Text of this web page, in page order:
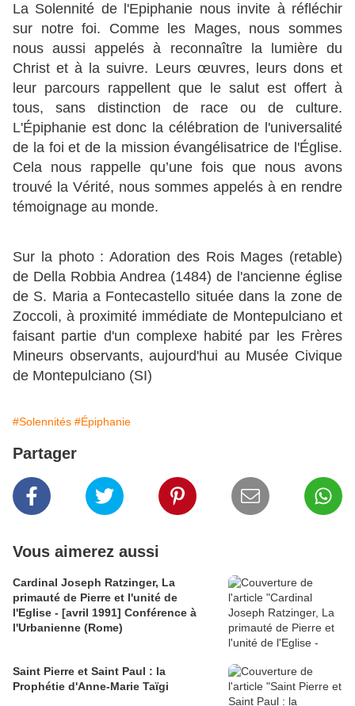
La Solennité de l'Epiphanie nous invite à réfléchir
sur notre foi. Comme les Mages, nous sommes
nous aussi appelés à reconnaître la lumière du
Christ et à la suivre. Leurs œuvres, leurs dons et
leur parcours rappellent que le salut est offert à
tous, sans distinction de race ou de culture.
L'Épiphanie est donc la célébration de l'universalité
de la foi et de la mission évangélisatrice de l'Église.
Cela nous rappelle qu’une fois que nous avons
trouvé la Vérité, nous sommes appelés à en rendre
témoignage au monde.
Sur la photo : Adoration des Rois Mages (retable)
de Della Robbia Andrea (1484) de l'ancienne église
de S. Maria a Fontecastello située dans la zone de
Zoccoli, à proximité immédiate de Montepulciano et
faisant partie d'un complexe habité par les Frères
Mineurs observants, aujourd'hui au Musée Civique
de Montepulciano (SI)
#Solennités #Épiphanie
Partager
Vous aimerez aussi
Cardinal Joseph Ratzinger, La
primauté de Pierre et l'unité de
l'Eglise - [avril 1991] Conférence à
l'Urbanienne (Rome)
Saint Pierre et Saint Paul : la
Prophétie d'Anne-Marie Taïgi